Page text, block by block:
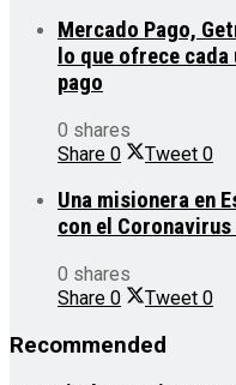
Mercado Pago,
lo que ofrece
pago
0 shares
Share 0 Tweet 0
Una misionera en
con el Coronavirus
0 shares
Share 0 Tweet 0
Recommended